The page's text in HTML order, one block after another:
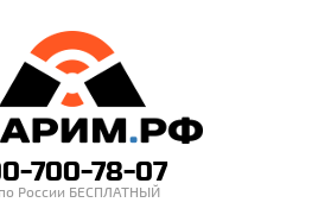
700-78-07
России БЕСПЛАТНЫЙ